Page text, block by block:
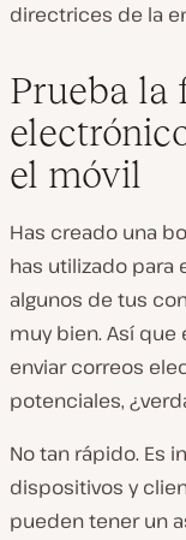
directrices de la
Prueba la
el móvil
Has creado una
has utilizado para
algunos de tus
muy bien. Así
enviar correos
potenciales,
No tan rápido. Es
dispositivos y
pueden tener un